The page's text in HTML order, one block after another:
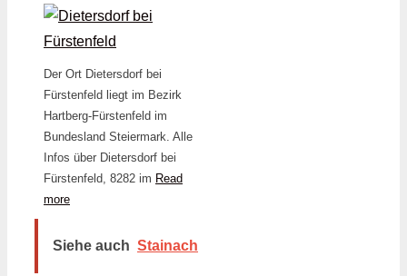
Der Ort Dietersdorf bei
Fürstenfeld liegt im Bezirk
Hartberg-Fürstenfeld im
Bundesland Steiermark. Alle
Infos über Dietersdorf bei
Fürstenfeld, 8282 im Read
more
Siehe auch Stainach